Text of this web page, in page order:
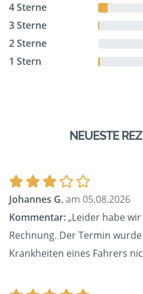
4 Sterne
3 Sterne
2 Sterne
1 Stern
NEUESTE
Johannes G.am 05.08.2026
Kommentar:„Leider habe
Rechnung. Der Termin
Krankheiten eines Fahrers